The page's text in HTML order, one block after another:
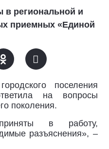
в региональной и
приемных «Единой
поселения
на вопросы
поколения.
в работу,
разъяснения», –